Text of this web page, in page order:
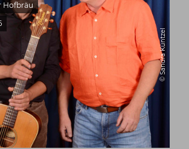
Hofbräu
© Sandra Küntzel